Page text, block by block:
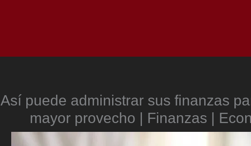
Así puede administrar sus finanzas
mayor provecho | Finanzas |